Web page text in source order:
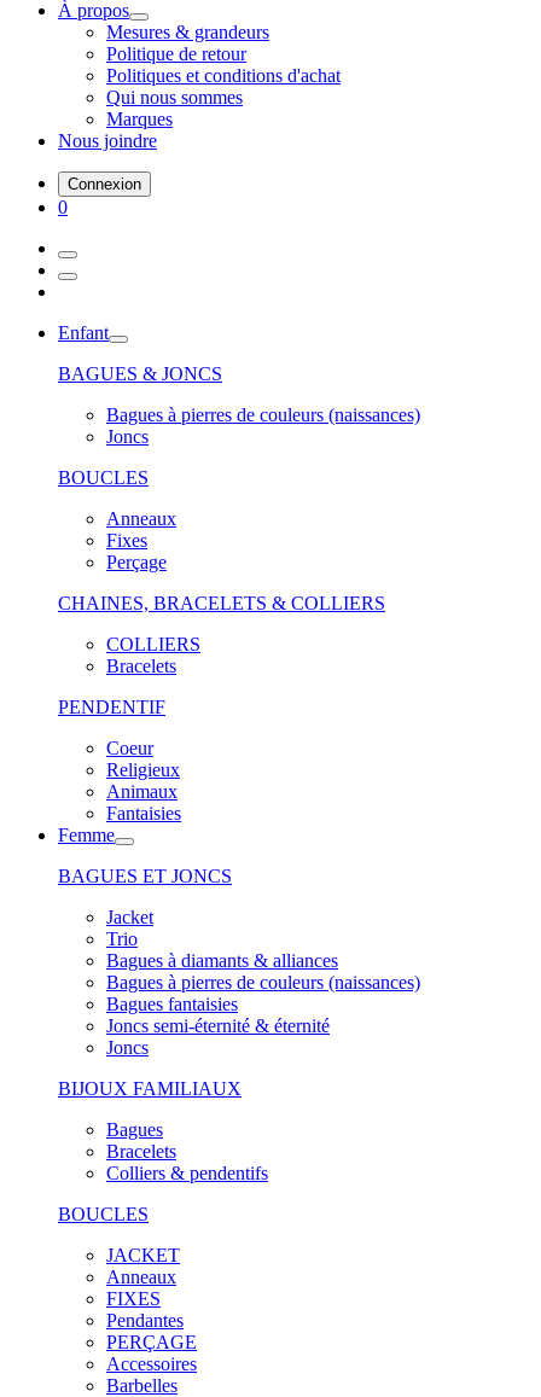
À propos
Mesures & grandeurs
Politique de retour
Politiques et conditions d'achat
Qui nous sommes
Marques
Nous joindre
Connexion
0
Enfant
BAGUES & JONCS
Bagues à pierres de couleurs (naissances)
Joncs
BOUCLES
Anneaux
Fixes
Perçage
CHAINES, BRACELETS & COLLIERS
COLLIERS
Bracelets
PENDENTIF
Coeur
Religieux
Animaux
Fantaisies
Femme
BAGUES ET JONCS
Jacket
Trio
Bagues à diamants & alliances
Bagues à pierres de couleurs (naissances)
Bagues fantaisies
Joncs semi-éternité & éternité
Joncs
BIJOUX FAMILIAUX
Bagues
Bracelets
Colliers & pendentifs
BOUCLES
JACKET
Anneaux
FIXES
Pendantes
PERÇAGE
Accessoires
Barbelles